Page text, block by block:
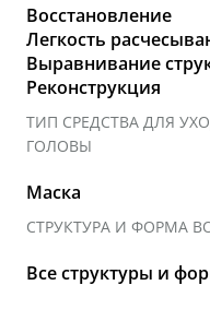
Восстановление
Легкость
Выравнивание
Реконструкция
ТИП СРЕДСТВА ДЛЯ
ГОЛОВЫ
Маска
СТРУКТУРА И ФОРМА
Все структуры и